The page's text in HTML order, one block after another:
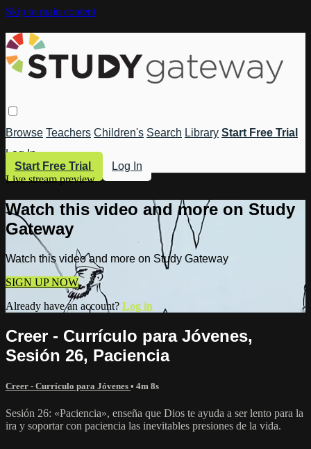
Skip to main content
Browse Teachers Children's Search Library Start Free Trial
Log In
Start Free Trial
Log In
Live stream preview
Watch this video and more on Study
Gateway
Watch this video and more on Study Gateway
SIGN UP NOW
Already have an account? Log in
Creer - Currículo para Jóvenes,
Sesión 26, Paciencia
Creer - Currículo para Jóvenes • 4m 8s
Sesión 26: «Paciencia», enseña que Dios te ayuda a ser lento para la
ira y soportar con paciencia las inevitables presiones de la vida.